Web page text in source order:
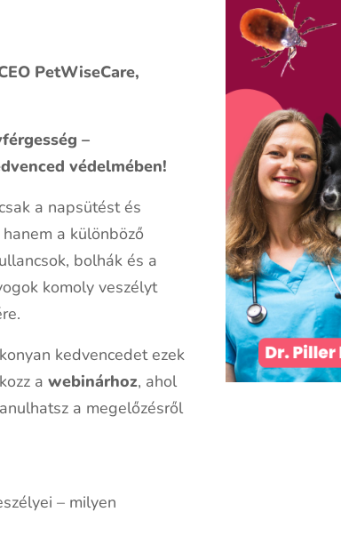
PetWiseCare,
–
védelmében!
a napsütést és
a különböző
bolhák és a
komoly veszélyt
kedvencedet ezek
a webinárhoz, ahol
a megelőzésről
– milyen